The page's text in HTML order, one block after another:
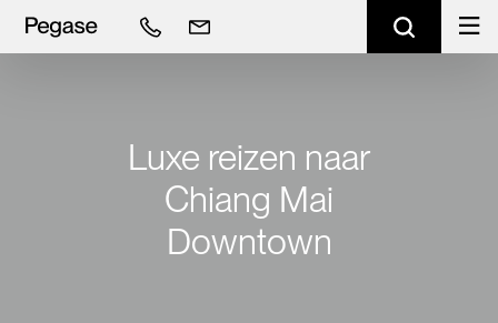
Luxe reizen naar
Chiang Mai
Downtown